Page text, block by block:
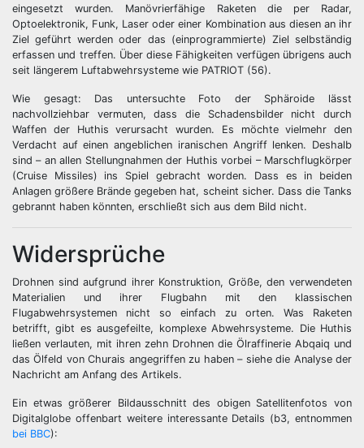
eingesetzt wurden. Manövrierfähige Raketen die per Radar,
Optoelektronik, Funk, Laser oder einer Kombination aus diesen an ihr
Ziel geführt werden oder das (einprogrammierte) Ziel selbständig
erfassen und treffen. Über diese Fähigkeiten verfügen übrigens auch
seit längerem Luftabwehrsysteme wie PATRIOT (56).
Wie gesagt: Das untersuchte Foto der Sphäroide lässt
nachvollziehbar vermuten, dass die Schadensbilder nicht durch
Waffen der Huthis verursacht wurden. Es möchte vielmehr den
Verdacht auf einen angeblichen iranischen Angriff lenken. Deshalb
sind – an allen Stellungnahmen der Huthis vorbei – Marschflugkörper
(Cruise Missiles) ins Spiel gebracht worden. Dass es in beiden
Anlagen größere Brände gegeben hat, scheint sicher. Dass die Tanks
gebrannt haben könnten, erschließt sich aus dem Bild nicht.
Widersprüche
Drohnen sind aufgrund ihrer Konstruktion, Größe, den verwendeten
Materialien und ihrer Flugbahn mit den klassischen
Flugabwehrsystemen nicht so einfach zu orten. Was Raketen
betrifft, gibt es ausgefeilte, komplexe Abwehrsysteme. Die Huthis
ließen verlauten, mit ihren zehn Drohnen die Ölraffinerie Abqaiq und
das Ölfeld von Churais angegriffen zu haben – siehe die Analyse der
Nachricht am Anfang des Artikels.
Ein etwas größerer Bildausschnitt des obigen Satellitenfotos von
Digitalglobe offenbart weitere interessante Details (b3, entnommen
bei BBC):